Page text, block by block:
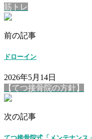
筋トレ
前の記事
ドローイン
2026年5月14日
【てつ接骨院の方針】
次の記事